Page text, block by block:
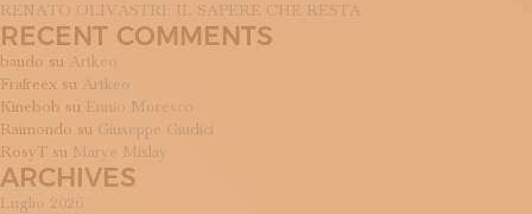
RENATO OLIVASTRI: IL SAPERE CHE RESTA
RECENT COMMENTS
baudo su Artkeo
Frafreex su Artkeo
Kinebob su Ennio Moresco
Raimondo su Giuseppe Giudici
RosyT su Marye Mislay
ARCHIVES
Luglio 2026